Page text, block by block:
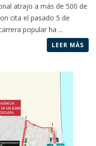
atrajo a más de 500 de
cita el pasado 5 de
popular ha ...
LEER MÁS